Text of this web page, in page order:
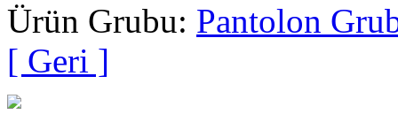
Ürün Grubu: Pantolon
[ Geri ]